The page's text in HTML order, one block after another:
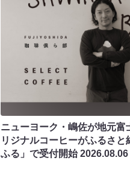
ニューヨーク・嶋佐が地元富
リジナルコーヒーがふるさと
ふる」で受付開始2026.08.06